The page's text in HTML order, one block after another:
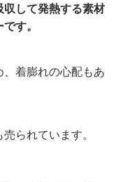
して発熱する素材
す。
着膨れの心配もあ
られています。